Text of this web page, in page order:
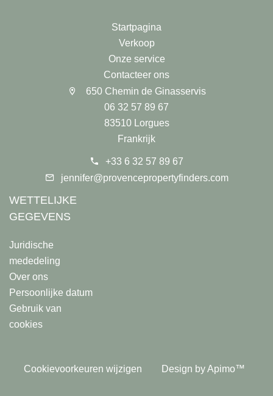
Startpagina
Verkoop
Onze service
Contacteer ons
650 Chemin de Ginasservis
06 32 57 89 67
83510 Lorgues
Frankrijk
+33 6 32 57 89 67
jennifer@provencepropertyfinders.com
WETTELIJKE
GEGEVENS
Juridische
mededeling
Over ons
Persoonlijke datum
Gebruik van
cookies
Cookievoorkeuren wijzigen Design byApimo™